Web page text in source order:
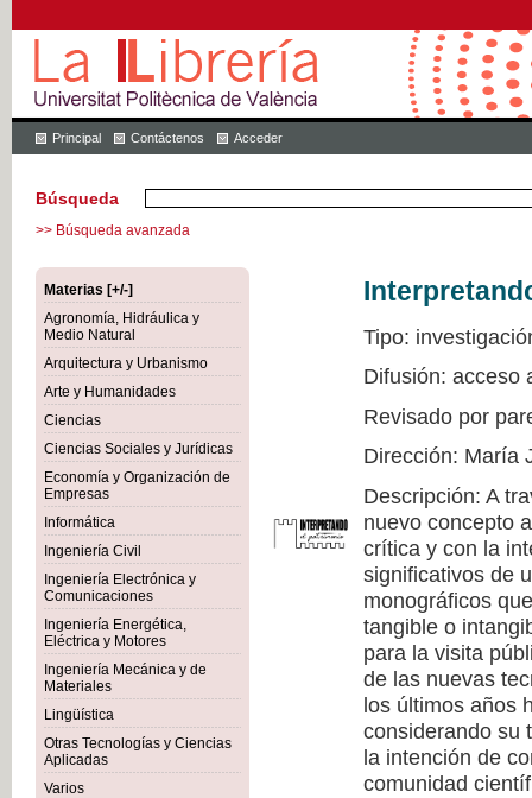
Principal Contáctenos Acceder
Búsqueda
>> Búsqueda avanzada
Materias [+/-]
Agronomía, Hidráulica y
Medio Natural
Arquitectura y Urbanismo
Arte y Humanidades
Ciencias
Ciencias Sociales y Jurídicas
Economía y Organización de
Empresas
Informática
Ingeniería Civil
Ingeniería Electrónica y
Comunicaciones
Ingeniería Energética,
Eléctrica y Motores
Ingeniería Mecánica y de
Materiales
Lingüística
Otras Tecnologías y Ciencias
Aplicadas
Varios
Tipo:
Difusión: acceso
Revisado por
Dirección: María
Descripción: A
nuevo concepto
crítica y con la
significativos de
monográficos
tangible o
para la visita
de las nuevas
los últimos años
considerando su
la intención de
comunidad